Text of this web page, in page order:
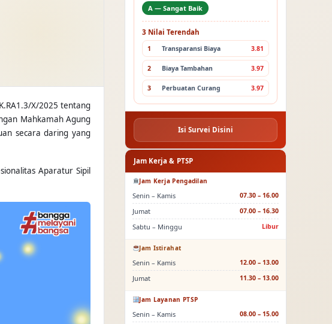
X/2025 tentang
Mahkamah Agung
secara daring yang
Aparatur Sipil
A — Sangat Baik
3 Nilai Terendah
1 Transparansi Biaya 3.81
2 Biaya Tambahan 3.97
3 Perbuatan Curang 3.97
Isi Survei Disini
Jam Kerja & PTSP
Jam Kerja Pengadilan
Senin – Kamis 07.30 – 16.00
Jumat 07.00 – 16.30
Sabtu – Minggu Libur
Jam Istirahat
Senin – Kamis 12.00 – 13.00
Jumat 11.30 – 13.00
Jam Layanan PTSP
Senin – Kamis 08.00 – 15.00